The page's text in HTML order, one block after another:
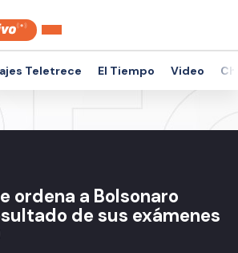
Teletrece El Tiempo Video
ordena a Bolsonaro
de sus exámenes